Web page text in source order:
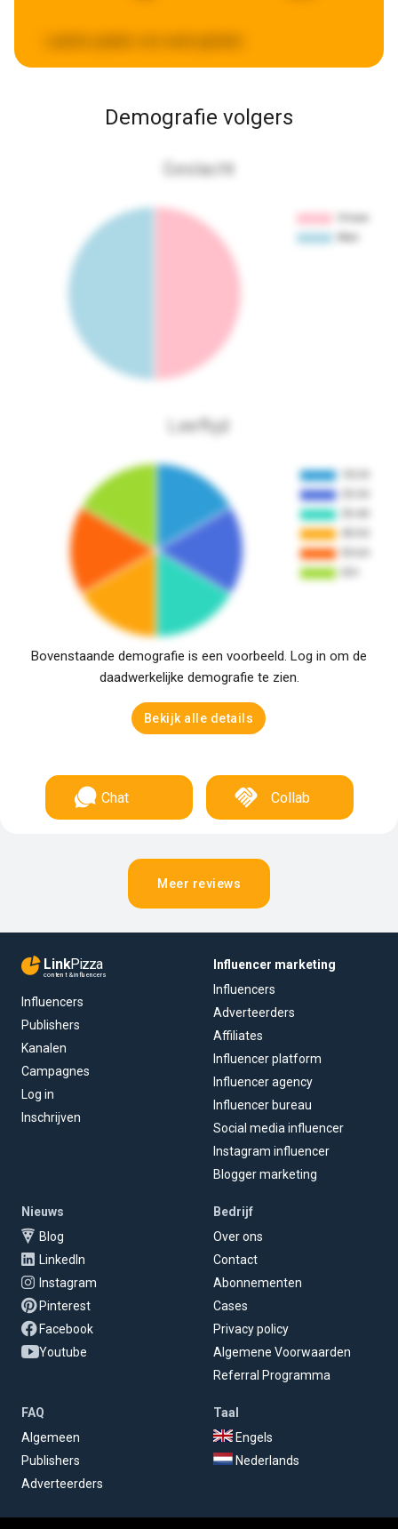
Demografie volgers
Geslacht
Leeftijd
Bovenstaande demografie is een voorbeeld. Log in om de
daadwerkelijke demografie te zien.
Bekijk alle details
Chat Collab
Meer reviews
LinkPizza
content & influencers
Influencers
Publishers
Kanalen
Campagnes
Log in
Inschrijven
Influencer marketing
Influencers
Adverteerders
Affiliates
Influencer platform
Influencer agency
Influencer bureau
Social media influencer
Instagram influencer
Blogger marketing
Nieuws
Blog
LinkedIn
Instagram
Pinterest
Facebook
Youtube
Bedrijf
Over ons
Contact
Abonnementen
Cases
Privacy policy
Algemene Voorwaarden
Referral Programma
FAQ
Algemeen
Publishers
Adverteerders
Taal
Engels
Nederlands